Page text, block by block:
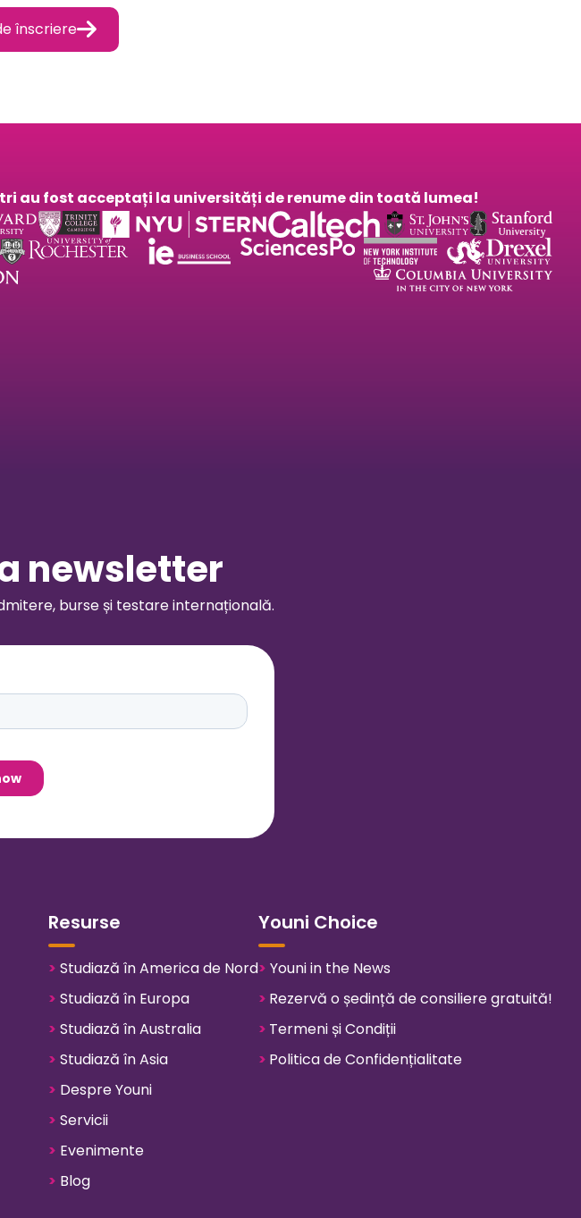
înscriere
au fost acceptați la universități de renume din toată lumea!
newsletter
burse și testare internațională.
Resurse
> Studiază în America de Nord
> Studiază în Europa
> Studiază în Australia
> Studiază în Asia
> Despre Youni
> Servicii
> Evenimente
> Blog
Youni Choice
> Youni in the News
> Rezervă o ședință de consiliere gratuită!
> Termeni și Condiții
> Politica de Confidențialitate